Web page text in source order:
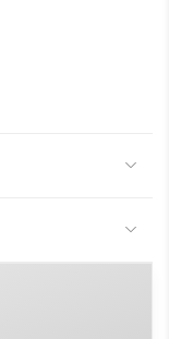
ze stali